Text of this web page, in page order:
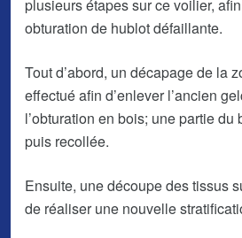
plusieurs étapes sur ce voilier,
obturation de hublot défaillante.
Tout d’abord, un décapage de la
effectué afin d’enlever l’ancien
l’obturation en bois; une partie
puis recollée.
Ensuite, une découpe des tissus
de réaliser une nouvelle